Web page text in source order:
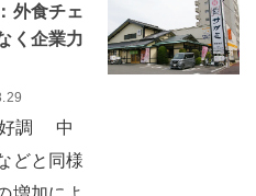
外食チェ
く企業力
好調 中
どと同様